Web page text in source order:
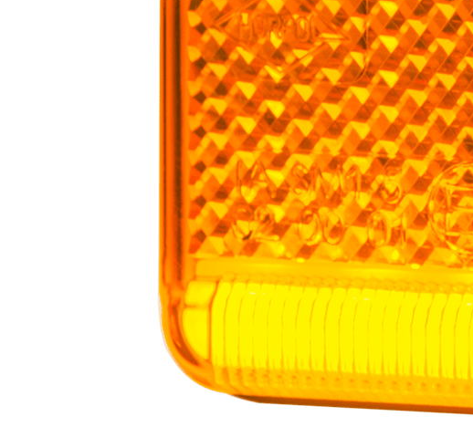
Statistiques
Les cookies statistiques aident les
rapportant des informations de manière
Marketing
Les cookies marketing sont utilisés pour
engageantes pour l'utilisateur individuel
Non classés
Les cookies non classés sont des cookies
Rejeter